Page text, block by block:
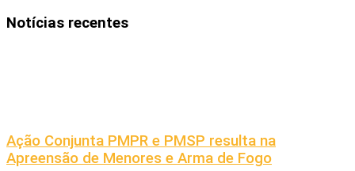
Notícias recentes
Ação Conjunta PMPR e PMSP resulta na
Apreensão de Menores e Arma de Fogo